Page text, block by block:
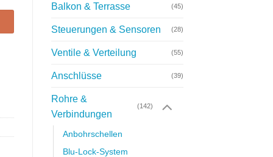
Balkon & Terrasse (45)
Steuerungen & Sensoren (28)
Ventile & Verteilung (55)
Anschlüsse (39)
Rohre &
Verbindungen
(142)
Anbohrschellen
Blu-Lock-System